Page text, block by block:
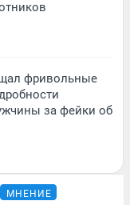
фривольные
за фейки об
МНЕНИЕ